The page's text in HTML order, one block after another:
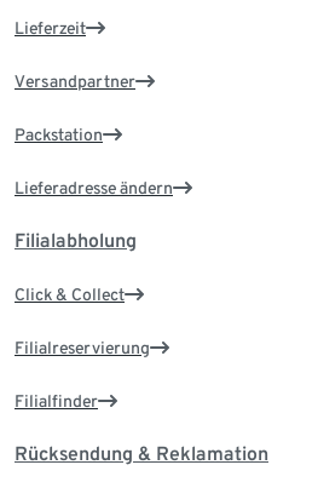
Lieferzeit
Versandpartner
Packstation
Lieferadresse ändern
Filialabholung
Click & Collect
Filialreservierung
Filialfinder
Rücksendung & Reklamation